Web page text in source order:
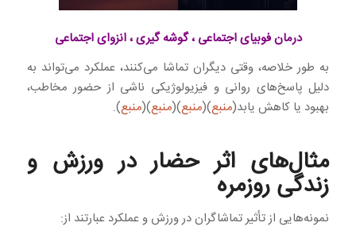
درمان فوبیای اجتماعی ، گوشه گیری ، انزوای اجتماعی
به طور خلاصه، وقتی دیگران تماشا می‌کنند، عملکرد می‌تواند به
دلیل پاسخ‌های روانی و فیزیولوژیکی ناشی از حضور مخاطب،
بهبود یا کاهش یابد(منبع)(منبع)(منبع)(منبع).
مثال‌های اثر حضار در ورزش و
زندگی روزمره
نمونه‌هایی از تأثیر تماشاگران در ورزش و عملکرد عبارتند از: